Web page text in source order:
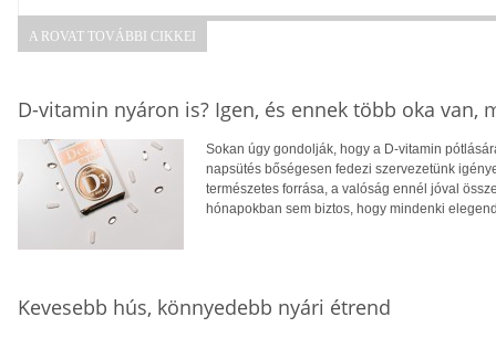
A ROVAT TOVÁBBI CIKKEI
D-vitamin nyáron is? Igen, és ennek több oka van,
Sokan úgy gondolják, hogy a D-vitamin
napsütés bőségesen fedezi szervezetünk
természetes forrása, a valóság ennél jóval
hónapokban sem biztos, hogy mindenki
Kevesebb hús, könnyedebb nyári étrend